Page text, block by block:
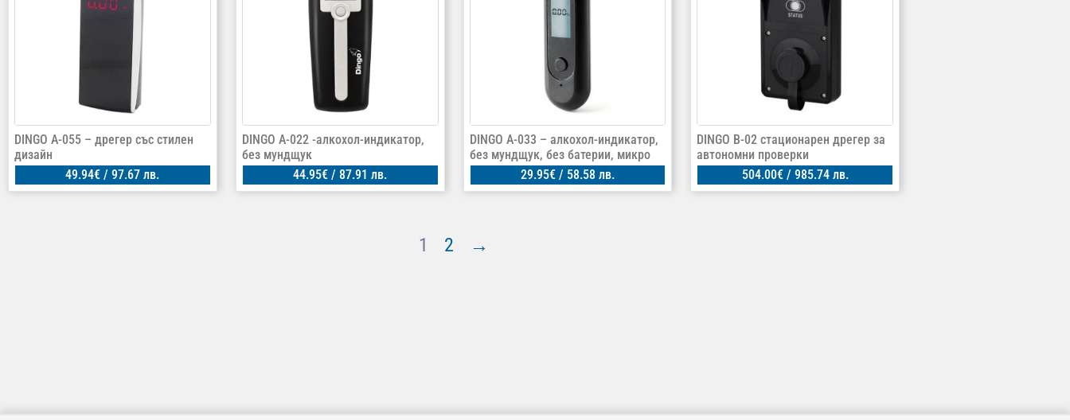
DINGO А-055 – дрегер със стилен
дизайн
49.94€ / 97.67 лв.
DINGO A-022 -алкохол-индикатор,
без мундщук
44.95€ / 87.91 лв.
DINGO A-033 – алкохол-индикатор,
без мундщук, без батерии, микро
29.95€/ 58.58 лв.
DINGO B-02 стационарен дрегер за
автономни проверки
504.00€/ 985.74 лв.
1 2 →